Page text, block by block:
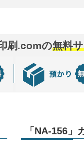
刷.comの無料
「NA-156」